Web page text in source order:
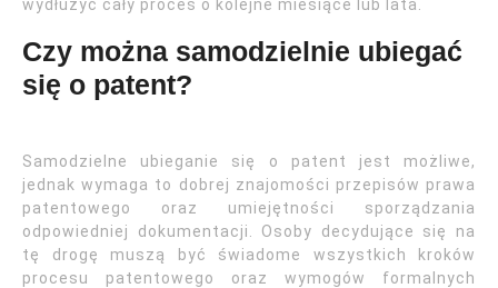
wydłużyć cały proces o kolejne miesiące lub lata.
Czy można samodzielnie ubiegać
się o patent?
Samodzielne ubieganie się o patent jest możliwe,
jednak wymaga to dobrej znajomości przepisów prawa
patentowego oraz umiejętności sporządzania
odpowiedniej dokumentacji. Osoby decydujące się na
tę drogę muszą być świadome wszystkich kroków
procesu patentowego oraz wymogów formalnych